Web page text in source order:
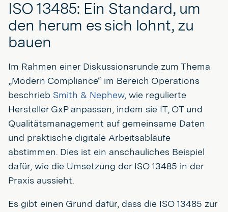
ISO 13485: Ein Standard, um
den herum es sich lohnt, zu
bauen
Im Rahmen einer Diskussionsrunde zum Thema
„Modern Compliance“ im Bereich Operations
beschrieb Smith & Nephew, wie regulierte
Hersteller GxP anpassen, indem sie IT, OT und
Qualitätsmanagement auf gemeinsame Daten
und praktische digitale Arbeitsabläufe
abstimmen. Dies ist ein anschauliches Beispiel
dafür, wie die Umsetzung der ISO 13485 in der
Praxis aussieht.
Es gibt einen Grund dafür, dass die ISO 13485 zur